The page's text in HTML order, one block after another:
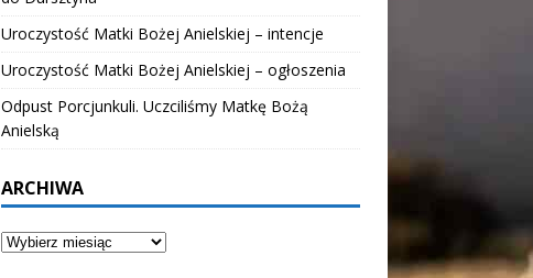
Uroczystość Matki Bożej Anielskiej – intencje
Uroczystość Matki Bożej Anielskiej – ogłoszenia
Odpust Porcjunkuli. Uczciliśmy Matkę Bożą
Anielską
ARCHIWA